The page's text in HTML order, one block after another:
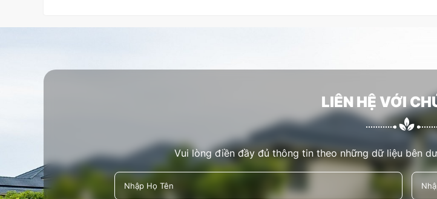
LIÊN HỆ VỚI
Vui lòng điền đầy đủ thông tin theo những dữ liệu bên